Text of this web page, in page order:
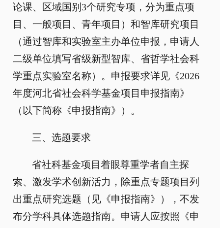
论课、区域国别3个研究专项，分为重点项
目、一般项目、青年项目）和智库研究项目
（通过智库和实验室主办单位申报，申请人
二级单位填写省级新型智库、省哲学社会科
学重点实验室名称）。申报要求详见《2026
年度河北省社会科学基金项目申报指南》
（以下简称《申报指南》）。
三、选题要求
省社科基金项目着眼尊重学者自主探
索、激发学术创新活力，除重点专题项目列
出重点研究选题（见《申报指南》），不发
布分学科具体选题指南。申请人应按照《申